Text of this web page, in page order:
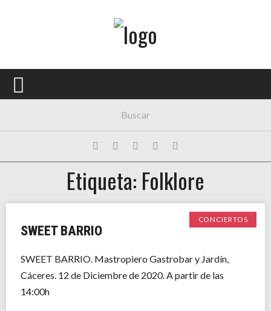
PORTADA
FESTIVALES
EXPOSICIONES
HISTORIAS
Etiqueta: Folklore
CONCIERTOS
SWEET BARRIO
SWEET BARRIO. Mastropiero Gastrobar y Jardín,
Cáceres. 12 de Diciembre de 2020. A partir de las
14:00h